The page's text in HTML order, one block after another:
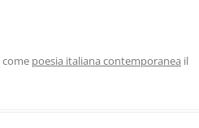
poesia italiana contemporanea il